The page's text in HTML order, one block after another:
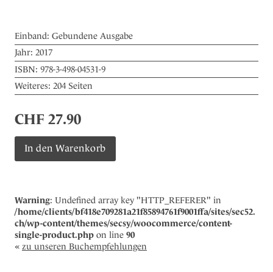
Einband: Gebundene Ausgabe
Jahr: 2017
ISBN: 978-3-498-04531-9
Weiteres: 204 Seiten
CHF 27.90
GOTT,
HILF
In den Warenkorb
Warning: Undefined array key "HTTP_REFERER" in
/home/clients/bf418e709281a21f85894761f9001ffa/sites/sec52.
ch/wp-content/themes/secsy/woocommerce/content-
single-product.php on line 90
« zu unseren Buchempfehlungen